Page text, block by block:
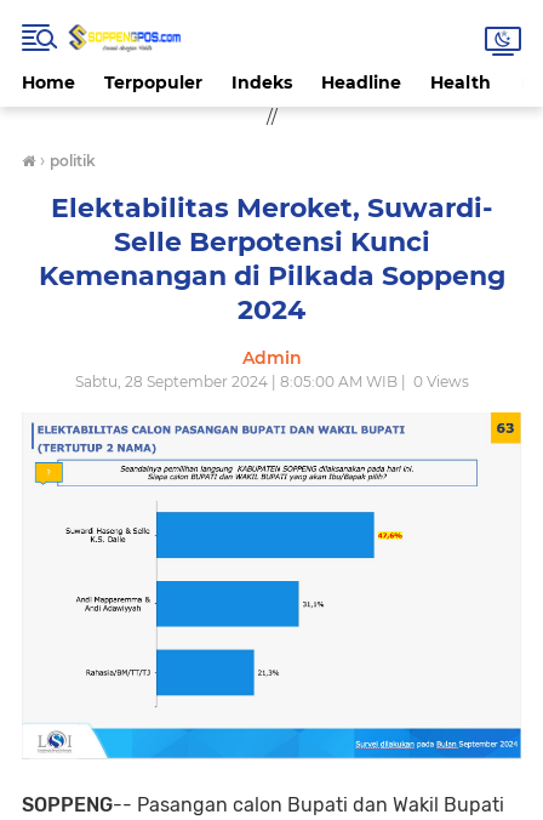
Home Terpopuler Indeks Headline Health
//
› politik
Elektabilitas Meroket, Suwardi-
Selle Berpotensi Kunci
Kemenangan di Pilkada Soppeng
2024
Admin
Sabtu, 28 September 2024 | 8:05:00 AM WIB | 0Views
SOPPENG-- Pasangan calon Bupati dan Wakil Bupati